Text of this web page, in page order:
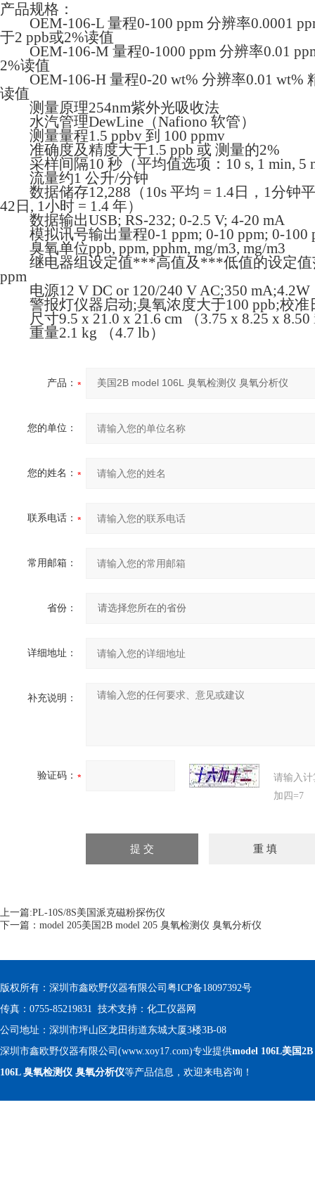
产品规格：
OEM-106-L 量程0-100 ppm 分辨率0.0001
于2 ppb或2%读值
OEM-106-M 量程0-1000 ppm 分辨率0.01
2%读值
OEM-106-H 量程0-20 wt% 分辨率0.01 wt%
读值
测量原理254nm紫外光吸收法
水汽管理DewLine（Nafiono 软管）
测量量程1.5 ppbv 到 100 ppmv
准确度及精度大于1.5 ppb 或 测量的2%
采样间隔10 秒（平均值选项：10 s, 1 min, 5
流量约1 公升/分钟
数据储存12,288（10s 平均 = 1.4日，1分钟
42日, 1小时 = 1.4 年）
数据输出USB; RS-232; 0-2.5 V; 4-20 mA
模拟讯号输出量程0-1 ppm; 0-10 ppm; 0-100
臭氧单位ppb, ppm, pphm, mg/m3, mg/m3
继电器组设定值***高值及***低值的设定值
ppm
电源12 V DC or 120/240 V AC;350 mA;4.2W
警报灯仪器启动;臭氧浓度大于100 ppb;校准
尺寸9.5 x 21.0 x 21.6 cm （3.75 x 8.25 x 8.50
重量2.1 kg （4.7 lb）
产品：
您的单位：
您的姓名：
联系电话：
常用邮箱：
省份：
详细地址：
补充说明：
验证码：
请输入
加四=7
上一篇:PL-10S/8S美国派克磁粉探伤仪
下一篇： model 205美国2B model 205 臭氧检测仪 臭氧分析仪
版权所有：深圳市鑫欧野仪器有限公司 粤ICP备18097392号
传真：0755-85219831 技术支持： 化工仪器网
公司地址：深圳市坪山区龙田街道东城大厦3楼3B-08
深圳市鑫欧野仪器有限公司(www.xoy17.com)专业提供model 106L美国
106L 臭氧检测仪 臭氧分析仪等产品信息，欢迎来电咨询！